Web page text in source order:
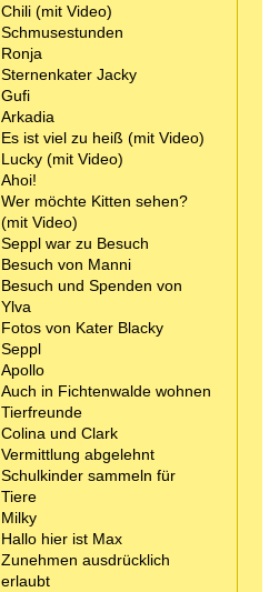
Chili (mit Video)
Schmusestunden
Ronja
Sternenkater Jacky
Gufi
Arkadia
Es ist viel zu heiß (mit Video)
Lucky (mit Video)
Ahoi!
Wer möchte Kitten sehen?
(mit Video)
Seppl war zu Besuch
Besuch von Manni
Besuch und Spenden von
Ylva
Fotos von Kater Blacky
Seppl
Apollo
Auch in Fichtenwalde wohnen
Tierfreunde
Colina und Clark
Vermittlung abgelehnt
Schulkinder sammeln für
Tiere
Milky
Hallo hier ist Max
Zunehmen ausdrücklich
erlaubt